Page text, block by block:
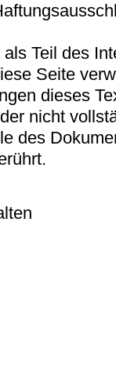
Teil des
Seite
dieses
nicht
des